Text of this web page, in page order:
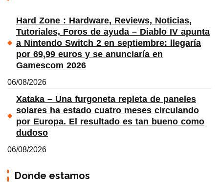
Hard Zone : Hardware, Reviews, Noticias,
Tutoriales, Foros de ayuda – Diablo IV apunta
a Nintendo Switch 2 en septiembre: llegaría
por 69,99 euros y se anunciaría en
Gamescom 2026
06/08/2026
Xataka – Una furgoneta repleta de paneles
solares ha estado cuatro meses circulando
por Europa. El resultado es tan bueno como
dudoso
06/08/2026
Donde estamos